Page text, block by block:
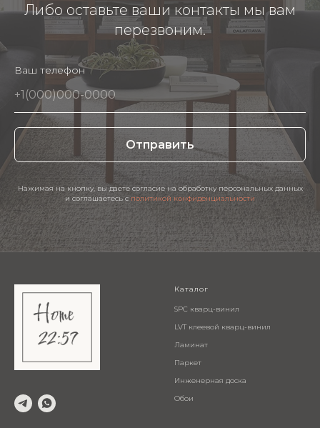
Либо оставьте ваши контакты мы вам
перезвоним.
Ваш телефон
Отправить
Нажимая на кнопку, вы даете согласие на обработку персональных данных
и соглашаетесь c политикой конфиденциальности
Каталог
SPC кварц-винил
LVT клеевой кварц-винил
Ламинат
Паркет
Инженерная доска
Обои